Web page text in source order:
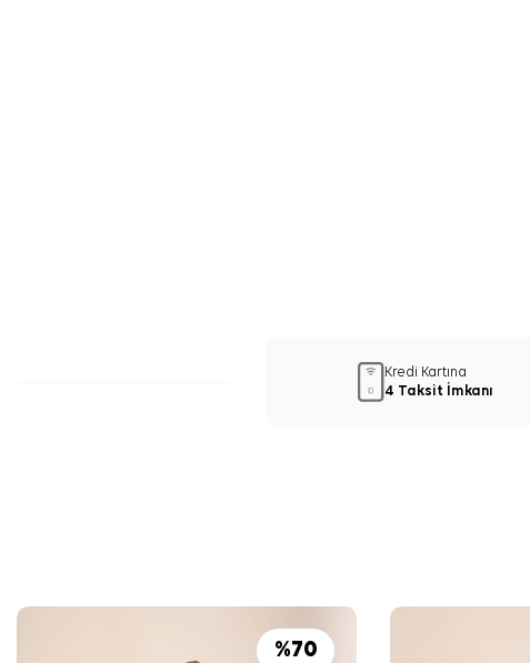
Kredi Kartına
4 Taksit İmkanı
%70